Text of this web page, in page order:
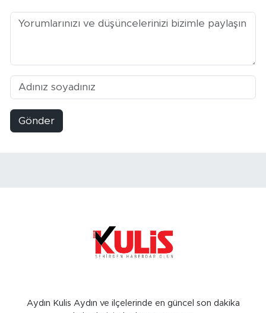
Gönder
Aydın Kulis Aydın ve ilçelerinde en güncel son dakika